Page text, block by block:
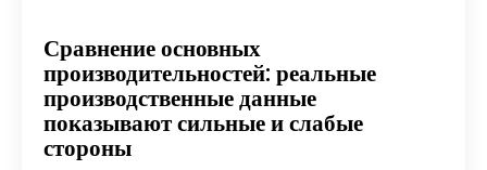
Сравнение основных
производительностей: реальные
производственные данные
показывают сильные и слабые
стороны